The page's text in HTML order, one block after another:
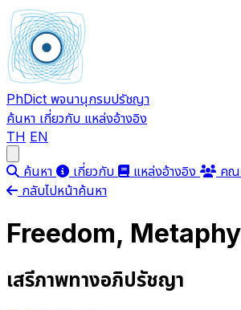
PhDict พจนานุกรมปรัชญา
ค้นหา เกี่ยวกับ แหล่งอ้างอิง
TH EN
ค้นหา เกี่ยวกับ แหล่งอ้างอิง
คณ
กลับไปหน้าค้นหา
Freedom,
เสรีภาพทางอภิปรัชญา